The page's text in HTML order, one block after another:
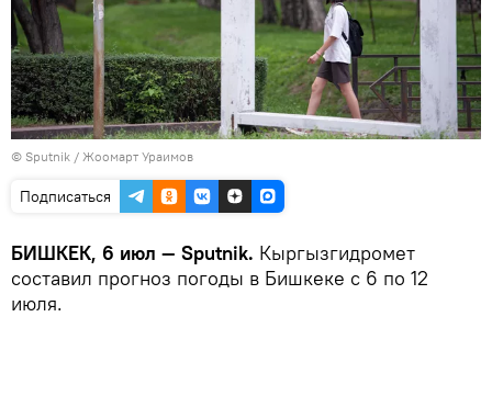
© Sputnik / Жоомарт Ураимов
Подписаться
БИШКЕК, 6 июл — Sputnik. Кыргызгидромет
составил прогноз погоды в Бишкеке с 6 по 12
июля.